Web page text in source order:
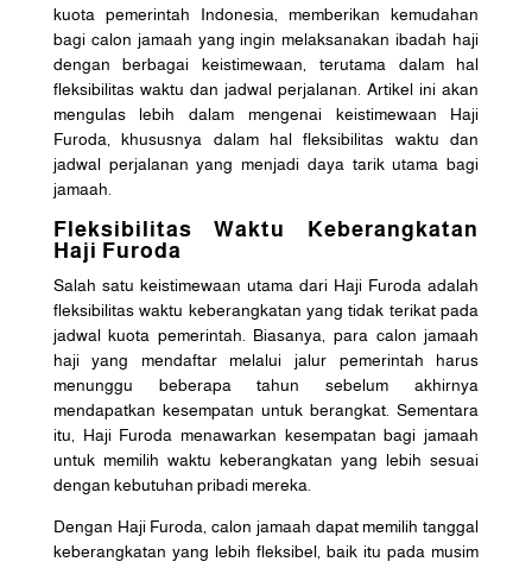
kuota pemerintah Indonesia, memberikan kemudahan
bagi calon jamaah yang ingin melaksanakan ibadah haji
dengan berbagai keistimewaan, terutama dalam hal
fleksibilitas waktu dan jadwal perjalanan. Artikel ini akan
mengulas lebih dalam mengenai keistimewaan Haji
Furoda, khususnya dalam hal fleksibilitas waktu dan
jadwal perjalanan yang menjadi daya tarik utama bagi
jamaah.
Fleksibilitas Waktu Keberangkatan
Haji Furoda
Salah satu keistimewaan utama dari Haji Furoda adalah
fleksibilitas waktu keberangkatan yang tidak terikat pada
jadwal kuota pemerintah. Biasanya, para calon jamaah
haji yang mendaftar melalui jalur pemerintah harus
menunggu beberapa tahun sebelum akhirnya
mendapatkan kesempatan untuk berangkat. Sementara
itu, Haji Furoda menawarkan kesempatan bagi jamaah
untuk memilih waktu keberangkatan yang lebih sesuai
dengan kebutuhan pribadi mereka.
Dengan Haji Furoda, calon jamaah dapat memilih tanggal
keberangkatan yang lebih fleksibel, baik itu pada musim